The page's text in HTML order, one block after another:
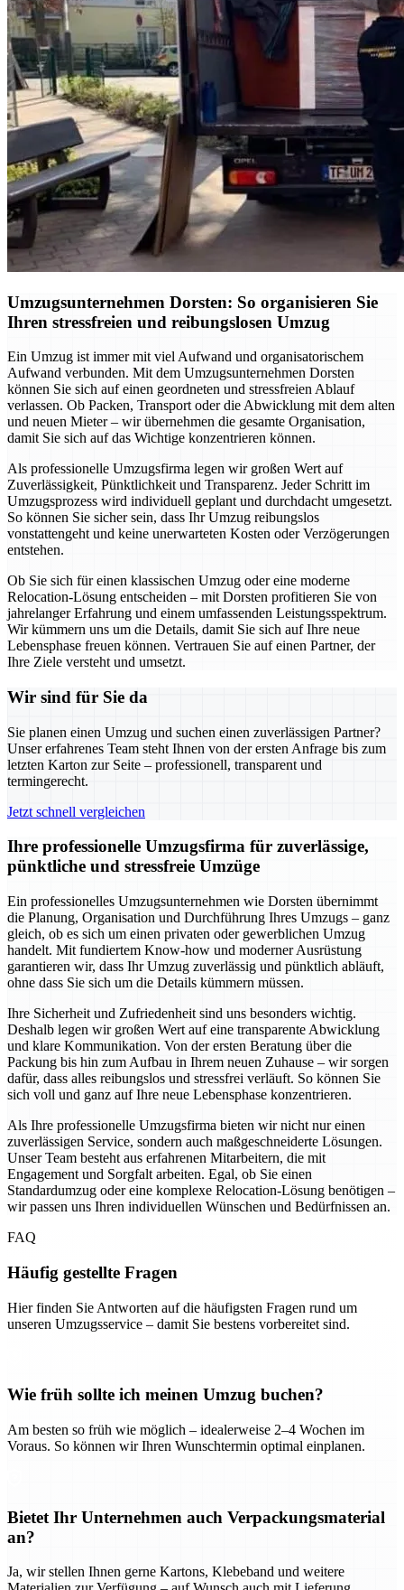
Umzugsunternehmen Dorsten: So organisieren Sie
Ihren stressfreien und reibungslosen Umzug
Ein Umzug ist immer mit viel Aufwand und organisatorischem
Aufwand verbunden. Mit dem Umzugsunternehmen Dorsten
können Sie sich auf einen geordneten und stressfreien Ablauf
verlassen. Ob Packen, Transport oder die Abwicklung mit dem alten
und neuen Mieter – wir übernehmen die gesamte Organisation,
damit Sie sich auf das Wichtige konzentrieren können.
Als professionelle Umzugsfirma legen wir großen Wert auf
Zuverlässigkeit, Pünktlichkeit und Transparenz. Jeder Schritt im
Umzugsprozess wird individuell geplant und durchdacht umgesetzt.
So können Sie sicher sein, dass Ihr Umzug reibungslos
vonstattengeht und keine unerwarteten Kosten oder Verzögerungen
entstehen.
Ob Sie sich für einen klassischen Umzug oder eine moderne
Relocation-Lösung entscheiden – mit Dorsten profitieren Sie von
jahrelanger Erfahrung und einem umfassenden Leistungsspektrum.
Wir kümmern uns um die Details, damit Sie sich auf Ihre neue
Lebensphase freuen können. Vertrauen Sie auf einen Partner, der
Ihre Ziele versteht und umsetzt.
Wir sind für Sie da
Sie planen einen Umzug und suchen einen zuverlässigen Partner?
Unser erfahrenes Team steht Ihnen von der ersten Anfrage bis zum
letzten Karton zur Seite – professionell, transparent und
termingerecht.
Jetzt schnell vergleichen
Ihre professionelle Umzugsfirma für zuverlässige,
pünktliche und stressfreie Umzüge
Ein professionelles Umzugsunternehmen wie Dorsten übernimmt
die Planung, Organisation und Durchführung Ihres Umzugs – ganz
gleich, ob es sich um einen privaten oder gewerblichen Umzug
handelt. Mit fundiertem Know-how und moderner Ausrüstung
garantieren wir, dass Ihr Umzug zuverlässig und pünktlich abläuft,
ohne dass Sie sich um die Details kümmern müssen.
Ihre Sicherheit und Zufriedenheit sind uns besonders wichtig.
Deshalb legen wir großen Wert auf eine transparente Abwicklung
und klare Kommunikation. Von der ersten Beratung über die
Packung bis hin zum Aufbau in Ihrem neuen Zuhause – wir sorgen
dafür, dass alles reibungslos und stressfrei verläuft. So können Sie
sich voll und ganz auf Ihre neue Lebensphase konzentrieren.
Als Ihre professionelle Umzugsfirma bieten wir nicht nur einen
zuverlässigen Service, sondern auch maßgeschneiderte Lösungen.
Unser Team besteht aus erfahrenen Mitarbeitern, die mit
Engagement und Sorgfalt arbeiten. Egal, ob Sie einen
Standardumzug oder eine komplexe Relocation-Lösung benötigen –
wir passen uns Ihren individuellen Wünschen und Bedürfnissen an.
FAQ
Häufig gestellte Fragen
Hier finden Sie Antworten auf die häufigsten Fragen rund um
unseren Umzugsservice – damit Sie bestens vorbereitet sind.
Wie früh sollte ich meinen Umzug buchen?
Am besten so früh wie möglich – idealerweise 2–4 Wochen im
Voraus. So können wir Ihren Wunschtermin optimal einplanen.
Bietet Ihr Unternehmen auch Verpackungsmaterial
an?
Ja, wir stellen Ihnen gerne Kartons, Klebeband und weitere